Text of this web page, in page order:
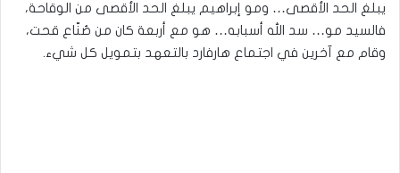
يبلغ الحد الأقصى… ومو إبراهيم يبلغ الحد الأقصى من الوقاحة،
فالسيد مو… سد الله أسبابه… هو مع أربعة كان من صُنّاع قحت،
وقام مع آخرين في اجتماع هارفارد بالتعهد بتمويل كل شيء.